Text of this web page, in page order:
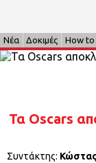
Νέα Δοκιμές How to
Τα Oscars
Συντάκτης: